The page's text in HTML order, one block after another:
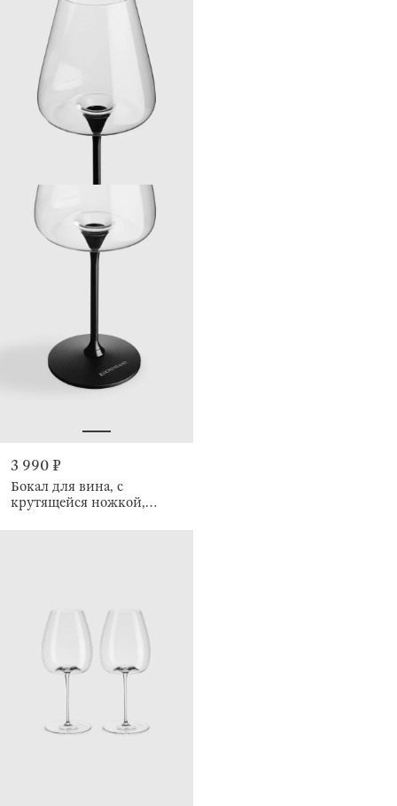
3 990 ₽
Бокал для вина, с
крутящейся ножкой,